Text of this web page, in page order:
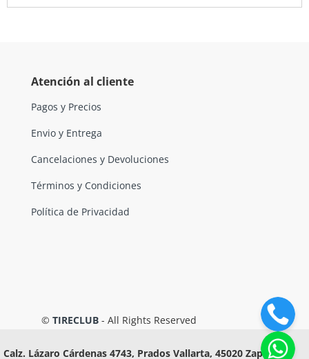
Atención al cliente
Pagos y Precios
Envio y Entrega
Cancelaciones y Devoluciones
Términos y Condiciones
Política de Privacidad
© TIRECLUB - All Rights Reserved
Calz. Lázaro Cárdenas 4743, Prados Vallarta, 45020 Zapopan,